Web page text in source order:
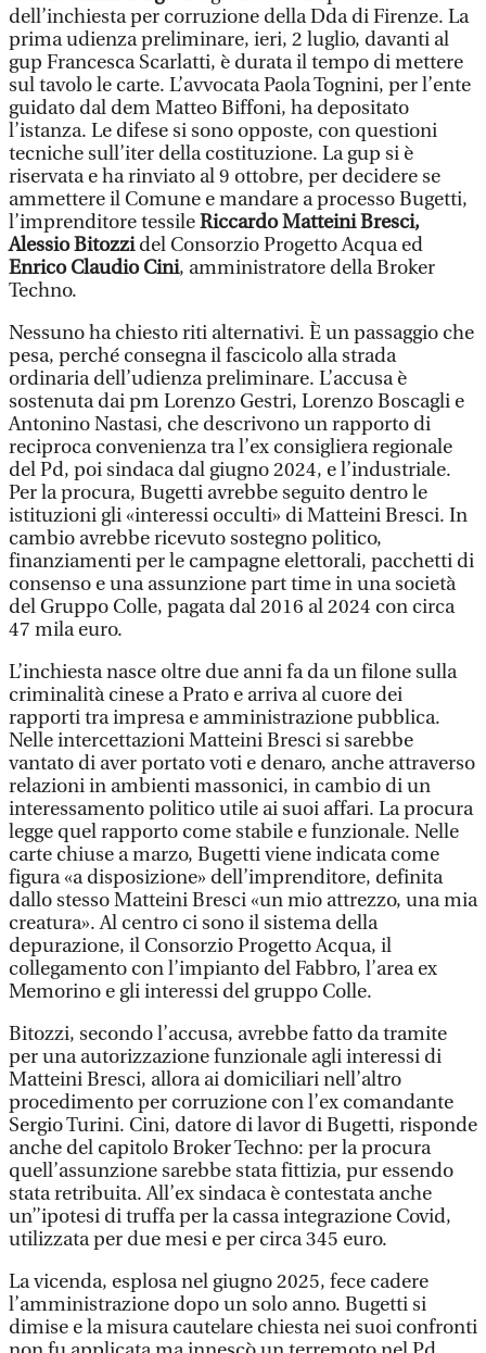
dell’inchiesta per corruzione della Dda di Firenze. La
prima udienza preliminare, ieri, 2 luglio, davanti al
gup Francesca Scarlatti, è durata il tempo di mettere
sul tavolo le carte. L’avvocata Paola Tognini, per l’ente
guidato dal dem Matteo Biffoni, ha depositato
l’istanza. Le difese si sono opposte, con questioni
tecniche sull’iter della costituzione. La gup si è
riservata e ha rinviato al 9 ottobre, per decidere se
ammettere il Comune e mandare a processo Bugetti,
l’imprenditore tessileRiccardo Matteini Bresci,
Alessio Bitozzidel Consorzio Progetto Acqua ed
Enrico Claudio Cini, amministratore della Broker
Techno.
Nessuno ha chiesto riti alternativi. È un passaggio che
pesa, perché consegna il fascicolo alla strada
ordinaria dell’udienza preliminare. L’accusa è
sostenuta dai pm Lorenzo Gestri, Lorenzo Boscagli e
Antonino Nastasi, che descrivono un rapporto di
reciproca convenienza tra l’ex consigliera regionale
del Pd, poi sindaca dal giugno 2024, e l’industriale.
Per la procura, Bugetti avrebbe seguito dentro le
istituzioni gli «interessi occulti» di Matteini Bresci. In
cambio avrebbe ricevuto sostegno politico,
finanziamenti per le campagne elettorali, pacchetti di
consenso e una assunzione part time in una società
del Gruppo Colle, pagata dal 2016 al 2024 con circa
47 mila euro.
L’inchiesta nasce oltre due anni fa da un filone sulla
criminalità cinese a Prato e arriva al cuore dei
rapporti tra impresa e amministrazione pubblica.
Nelle intercettazioni Matteini Bresci si sarebbe
vantato di aver portato voti e denaro, anche attraverso
relazioni in ambienti massonici, in cambio di un
interessamento politico utile ai suoi affari. La procura
legge quel rapporto come stabile e funzionale. Nelle
carte chiuse a marzo, Bugetti viene indicata come
figura «a disposizione» dell’imprenditore, definita
dallo stesso Matteini Bresci «un mio attrezzo, una mia
creatura». Al centro ci sono il sistema della
depurazione, il Consorzio Progetto Acqua, il
collegamento con l’impianto del Fabbro, l’area ex
Memorino e gli interessi del gruppo Colle.
Bitozzi, secondo l’accusa, avrebbe fatto da tramite
per una autorizzazione funzionale agli interessi di
Matteini Bresci, allora ai domiciliari nell’altro
procedimento per corruzione con l’ex comandante
Sergio Turini. Cini, datore di lavor di Bugetti, risponde
anche del capitolo Broker Techno: per la procura
quell’assunzione sarebbe stata fittizia, pur essendo
stata retribuita. All’ex sindaca è contestata anche
un’’ipotesi di truffa per la cassa integrazione Covid,
utilizzata per due mesi e per circa 345 euro.
La vicenda, esplosa nel giugno 2025, fece cadere
l’amministrazione dopo un solo anno. Bugetti si
dimise e la misura cautelare chiesta nei suoi confronti